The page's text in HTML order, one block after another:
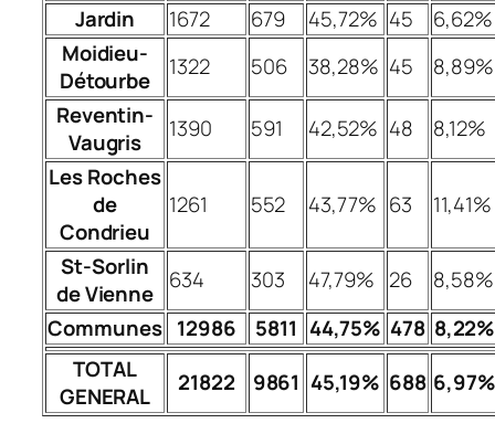
Jardin
1672 679 45,72% 45
6,62%
Moidieu-
Détourbe
1322 506 38,28% 45
8,89%
Reventin-
Vaugris
1390 591 42,52% 48
8,12%
Les Roches
de
Condrieu
1261 552 43,77% 63 11,41%
St-Sorlin
de Vienne 634 303 47,79% 26
8,58%
Communes 12986 5811 44,75% 478 8,22%
TOTAL
GENERAL
21822 9861 45,19% 688 6,97%